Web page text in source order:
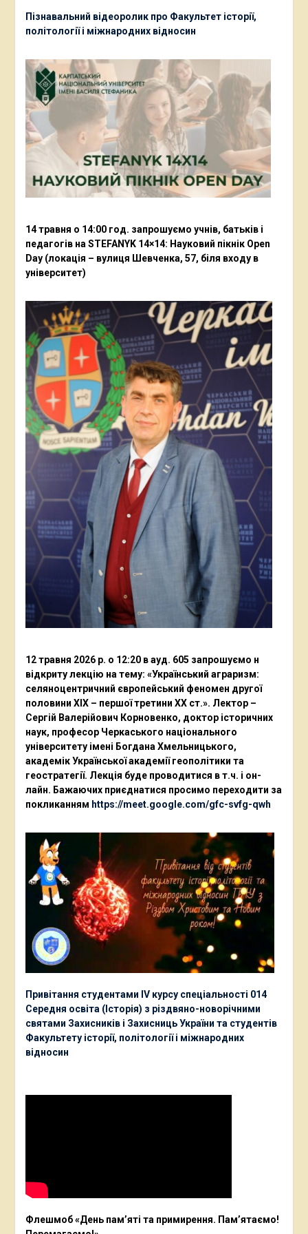
Пізнавальний відеоролик про Факультет історії,
політології і міжнародних відносин
14 травня о 14:00 год. запрошуємо учнів, батьків і
педагогів на STEFANYK 14×14: Науковий пікнік Open
Day (локація – вулиця Шевченка, 57, біля входу в
університет)
12 травня 2026 р. о 12:20 в ауд. 605 запрошуємо н
відкриту лекцію на тему: «Український аграризм:
селяноцентричний європейський феномен другої
половини ХІХ – першої третини ХХ ст.». Лектор –
Сергій Валерійович Корновенко, доктор історичних
наук, професор Черкаського національного
університету імені Богдана Хмельницького,
академік Української академії геополітики та
геостратегії. Лекція буде проводитися в т.ч. і он-
лайн. Бажаючих приєднатися просимо переходити за
покликанням https://meet.google.com/gfc-svfg-qwh
Привітання студентами ІV курсу спеціальності 014
Середня освіта (Історія) з різдвяно-новорічними
святами Захисників і Захисниць України та студентів
Факультету історії, політології і міжнародних
відносин
Флешмоб «День пам’яті та примирення. Пам’ятаємо!